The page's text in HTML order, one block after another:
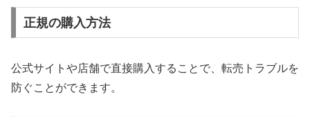
正規の購入方法
公式サイトや店舗で直接購入することで、転売トラブルを
防ぐことができます。